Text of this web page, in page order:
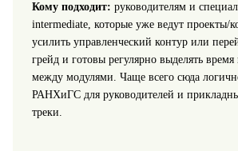
Кому подходит: руководителям и
intermediate, которые уже ведут проекты/
усилить управленческий контур или
грейд и готовы регулярно выделять время
между модулями. Чаще всего сюда
РАНХиГС для руководителей и
треки.